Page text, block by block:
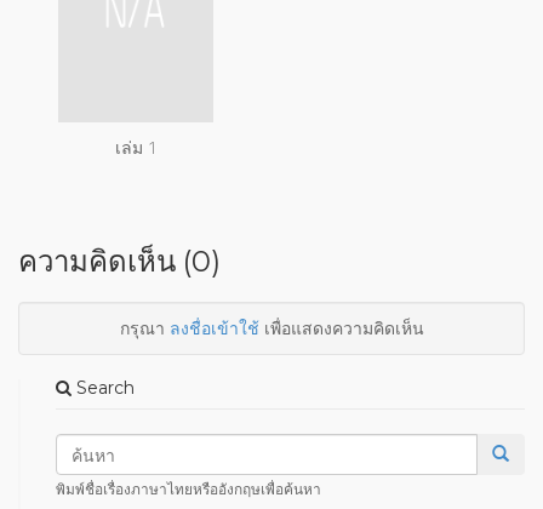
เล่ม 1
ความคิดเห็น (0)
กรุณา ลงชื่อเข้าใช้เพื่อแสดงความคิดเห็น
Search
พิมพ์ชื่อเรื่องภาษาไทยหรืออังกฤษเพื่อค้นหา